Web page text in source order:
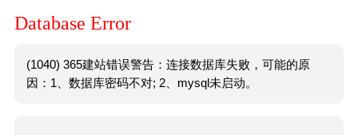
Database Error
(1040) 365建站错误警告：连接数据库失败，可能的原
因：1、数据库密码不对; 2、mysql未启动。